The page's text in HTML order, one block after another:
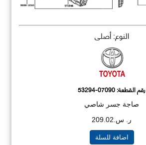
النوع: أصلي
رقم القطعة:53294-07090
صاجة جسر شاصي
ر. س.209.02
اضافة للسلة